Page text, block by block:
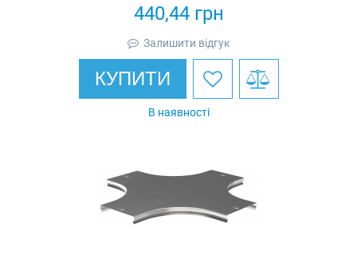
440,44грн
Залишити відгук
КУПИТИ
В наявності